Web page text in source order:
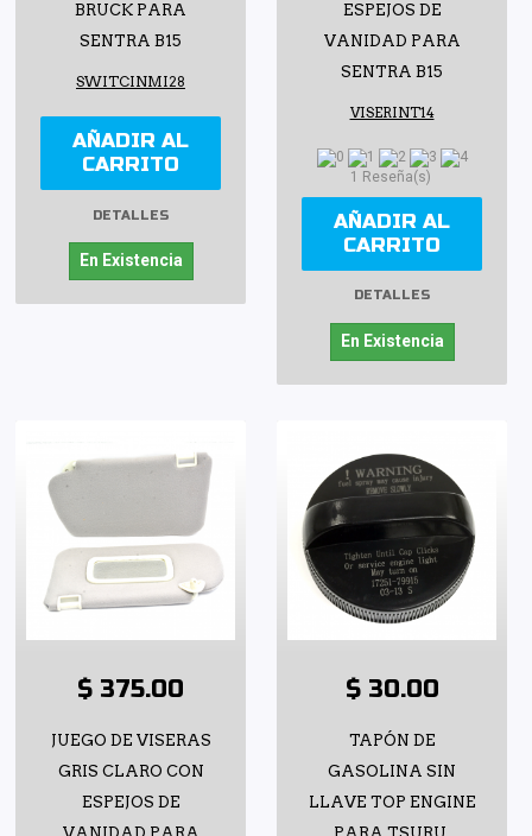
BRUCK PARA
SENTRA B15
SWITCINMI28
AÑADIR AL
CARRITO
DETALLES
En Existencia
ESPEJOS DE
VANIDAD PARA
SENTRA B15
VISERINT14
1 Reseña(s)
AÑADIR AL
CARRITO
DETALLES
En Existencia
$ 375.00
JUEGO DE VISERAS
GRIS CLARO CON
ESPEJOS DE
$ 30.00
TAPÓN DE
GASOLINA SIN
LLAVE TOP ENGINE